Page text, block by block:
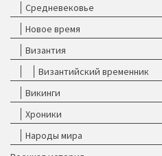
Средневековье
Новое время
Византия
Византийский временник
Викинги
Хроники
Народы мира